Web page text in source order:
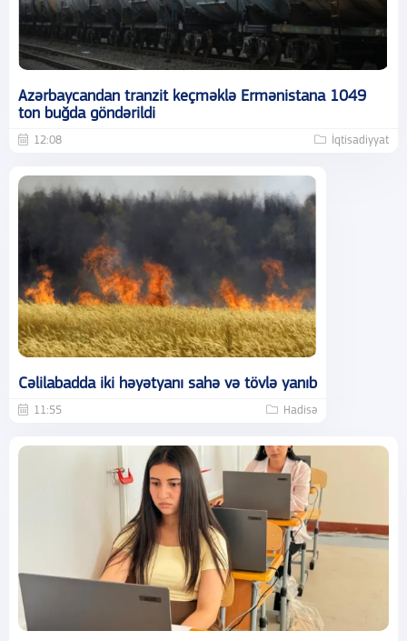
Azərbaycandan tranzit keçməklə Ermənistana 1049
ton buğda göndərildi
12:08 İqtisadiyyat
Cəlilabadda iki həyətyanı sahə və tövlə yanıb
11:55 Hadisə